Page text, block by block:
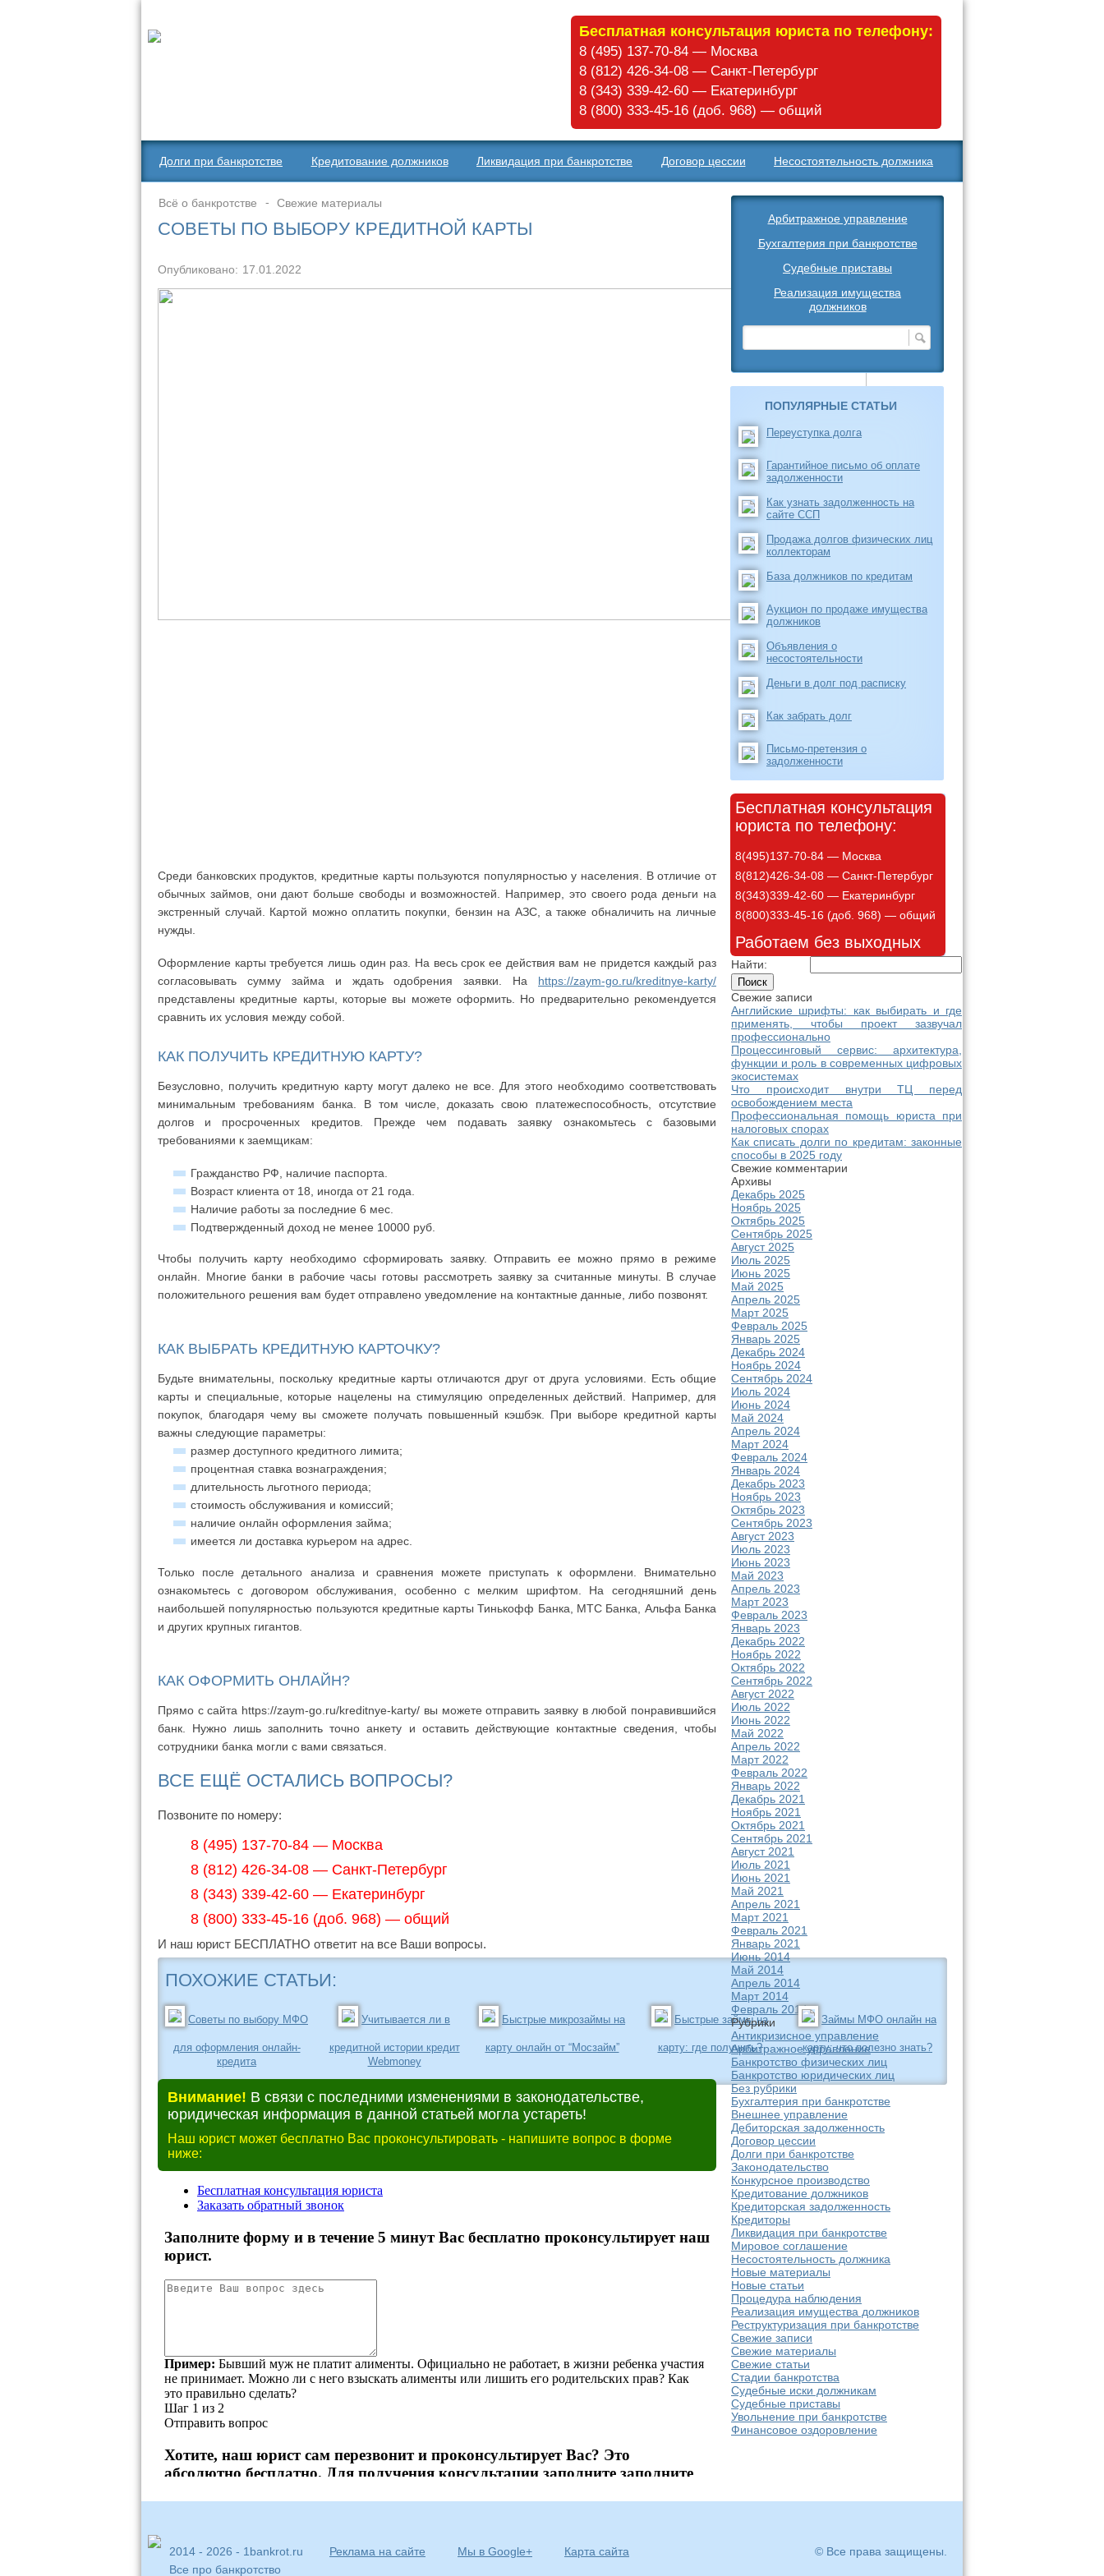
Долги при банкротстве Кредитование должников Ликвидация при банкротстве Договор цессии Несостоятельность должника
Арбитражное управление
Бухгалтерия при банкротстве
Судебные приставы
Реализация имущества
должников
Бесплатная консультация юриста по телефону:
8 (495) 137-70-84 — Москва
8 (812) 426-34-08 — Санкт-Петербург
8 (343) 339-42-60 — Екатеринбург
8 (800) 333-45-16 (доб. 968) — общий
Всё о банкротстве Свежие материалы
СОВЕТЫ ПО ВЫБОРУ КРЕДИТНОЙ КАРТЫ
Опубликовано: 17.01.2022
Среди банковских продуктов, кредитные карты пользуются популярностью у населения. В отличие от
обычных займов, они дают больше свободы и возможностей. Например, это своего рода деньги на
экстренный случай. Картой можно оплатить покупки, бензин на АЗС, а также обналичить на личные
нужды.
Оформление карты требуется лишь один раз. На весь срок ее действия вам не придется каждый раз
согласовывать сумму займа и ждать одобрения заявки. На https://zaym-go.ru/kreditnye-karty/
представлены кредитные карты, которые вы можете оформить. Но предварительно рекомендуется
сравнить их условия между собой.
КАК ПОЛУЧИТЬ КРЕДИТНУЮ КАРТУ?
Безусловно, получить кредитную карту могут далеко не все. Для этого необходимо соответствовать
минимальным требованиям банка. В том числе, доказать свою платежеспособность, отсутствие
долгов и просроченных кредитов. Прежде чем подавать заявку ознакомьтесь с базовыми
требованиями к заемщикам:
Гражданство РФ, наличие паспорта.
Возраст клиента от 18, иногда от 21 года.
Наличие работы за последние 6 мес.
Подтвержденный доход не менее 10000 руб.
Чтобы получить карту необходимо сформировать заявку. Отправить ее можно прямо в режиме
онлайн. Многие банки в рабочие часы готовы рассмотреть заявку за считанные минуты. В случае
положительного решения вам будет отправлено уведомление на контактные данные, либо позвонят.
КАК ВЫБРАТЬ КРЕДИТНУЮ КАРТОЧКУ?
Будьте внимательны, поскольку кредитные карты отличаются друг от друга условиями. Есть общие
карты и специальные, которые нацелены на стимуляцию определенных действий. Например, для
покупок, благодаря чему вы сможете получать повышенный кэшбэк. При выборе кредитной карты
важны следующие параметры:
размер доступного кредитного лимита;
процентная ставка вознаграждения;
длительность льготного периода;
стоимость обслуживания и комиссий;
наличие онлайн оформления займа;
имеется ли доставка курьером на адрес.
Только после детального анализа и сравнения можете приступать к оформлени. Внимательно
ознакомьтесь с договором обслуживания, особенно с мелким шрифтом. На сегодняшний день
наибольшей популярностью пользуются кредитные карты Тинькофф Банка, МТС Банка, Альфа Банка
и других крупных гигантов.
КАК ОФОРМИТЬ ОНЛАЙН?
Прямо с сайта https://zaym-go.ru/kreditnye-karty/ вы можете отправить заявку в любой понравившийся
банк. Нужно лишь заполнить точно анкету и оставить действующие контактные сведения, чтобы
сотрудники банка могли с вами связаться.
ВСЕ ЕЩЁ ОСТАЛИСЬ ВОПРОСЫ?
Позвоните по номеру:
8 (495) 137-70-84 — Москва
8 (812) 426-34-08 — Санкт-Петербург
8 (343) 339-42-60 — Екатеринбург
8 (800) 333-45-16 (доб. 968) — общий
И наш юрист БЕСПЛАТНО ответит на все Ваши вопросы.
ПОХОЖИЕ СТАТЬИ:
Советы по выбору МФО
для оформления онлайн-
кредита
Учитывается ли в
кредитной истории кредит
Webmoney
Быстрые микрозаймы на
карту онлайн от “Мосзайм”
Быстрые займы на
карту: где получить?
Займы МФО онлайн на
карту: что полезно знать?
Внимание! В связи с последними изменениями в законодательстве,
юридическая информация в данной статьей могла устареть!
Наш юрист может бесплатно Вас проконсультировать - напишите вопрос в форме
ниже:
ПОПУЛЯРНЫЕ СТАТЬИ
Переуступка долга
Гарантийное письмо об оплате
задолженности
Как узнать задолженность на
сайте ССП
Продажа долгов физических лиц
коллекторам
База должников по кредитам
Аукцион по продаже имущества
должников
Объявления о
несостоятельности
Деньги в долг под расписку
Как забрать долг
Письмо-претензия о
задолженности
Бесплатная консультация
юриста по телефону:
8(495)137-70-84 — Москва
8(812)426-34-08 — Санкт-Петербург
8(343)339-42-60 — Екатеринбург
8(800)333-45-16 (доб. 968) — общий
Работаем без выходных
Найти:
Свежие записи
Английские шрифты: как выбирать и где
применять, чтобы проект зазвучал
профессионально
Процессинговый сервис: архитектура,
функции и роль в современных цифровых
экосистемах
Что происходит внутри ТЦ перед
освобождением места
Профессиональная помощь юриста при
налоговых спорах
Как списать долги по кредитам: законные
способы в 2025 году
Свежие комментарии
Архивы
Декабрь 2025
Ноябрь 2025
Октябрь 2025
Сентябрь 2025
Август 2025
Июль 2025
Июнь 2025
Май 2025
Апрель 2025
Март 2025
Февраль 2025
Январь 2025
Декабрь 2024
Ноябрь 2024
Сентябрь 2024
Июль 2024
Июнь 2024
Май 2024
Апрель 2024
Март 2024
Февраль 2024
Январь 2024
Декабрь 2023
Ноябрь 2023
Октябрь 2023
Сентябрь 2023
Август 2023
Июль 2023
Июнь 2023
Май 2023
Апрель 2023
Март 2023
Февраль 2023
Январь 2023
Декабрь 2022
Ноябрь 2022
Октябрь 2022
Сентябрь 2022
Август 2022
Июль 2022
Июнь 2022
Май 2022
Апрель 2022
Март 2022
Февраль 2022
Январь 2022
Декабрь 2021
Ноябрь 2021
Октябрь 2021
Сентябрь 2021
Август 2021
Июль 2021
Июнь 2021
Май 2021
Апрель 2021
Март 2021
Февраль 2021
Январь 2021
Июнь 2014
Май 2014
Апрель 2014
Март 2014
Февраль 2014
Рубрики
Антикризисное управление
Арбитражное управление
Банкротство физических лиц
Банкротство юридических лиц
Без рубрики
Бухгалтерия при банкротстве
Внешнее управление
Дебиторская задолженность
Договор цессии
Долги при банкротстве
Законодательство
Конкурсное производство
Кредитование должников
Кредиторская задолженность
Кредиторы
Ликвидация при банкротстве
Мировое соглашение
Несостоятельность должника
Новые материалы
Новые статьи
Процедура наблюдения
Реализация имущества должников
Реструктуризация при банкротстве
Свежие записи
Свежие материалы
Свежие статьи
Стадии банкротства
Судебные иски должникам
Судебные приставы
Увольнение при банкротстве
Финансовое оздоровление
2014 - 2026 - 1bankrot.ru
Все про банкротство
Реклама на сайте Мы в Google+ Карта сайта © Все права защищены.